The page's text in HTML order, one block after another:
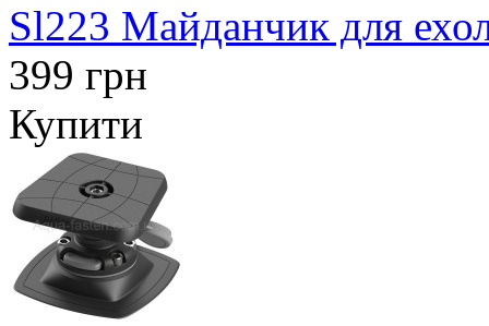
Sl223 Майданчик для
399 грн
Купити